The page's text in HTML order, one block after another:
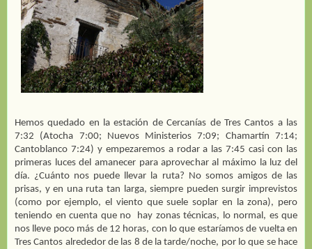
Hemos quedado en la estación de Cercanías de Tres Cantos a las
7:32 (Atocha 7:00; Nuevos Ministerios 7:09; Chamartín 7:14;
Cantoblanco 7:24) y empezaremos a rodar a las 7:45 casi con las
primeras luces del amanecer para aprovechar al máximo la luz del
día. ¿Cuánto nos puede llevar la ruta? No somos amigos de las
prisas, y en una ruta tan larga, siempre pueden surgir imprevistos
(como por ejemplo, el viento que suele soplar en la zona), pero
teniendo en cuenta que no
hay zonas técnicas, lo normal, es que
nos lleve poco más de 12 horas, con lo que estaríamos de vuelta en
Tres Cantos alrededor de las 8 de la tarde/noche, por lo que se hace